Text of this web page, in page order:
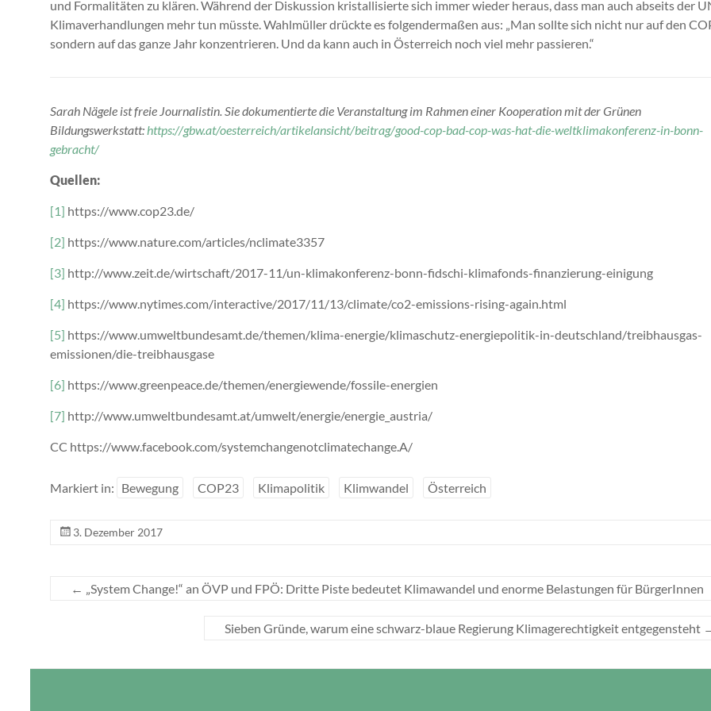
und Formalitäten zu klären. Während der Diskussion kristallisierte sich immer wieder heraus, dass man auch abseits der
Klimaverhandlungen mehr tun müsste. Wahlmüller drückte es folgendermaßen aus: „Man sollte sich nicht nur auf den
sondern auf das ganze Jahr konzentrieren. Und da kann auch in Österreich noch viel mehr passieren.“
Sarah Nägele ist freie Journalistin. Sie dokumentierte die Veranstaltung im Rahmen einer Kooperation mit der Grünen
Bildungswerkstatt:https://gbw.at/oesterreich/artikelansicht/beitrag/good-cop-bad-cop-was-hat-die-weltklimakonferenz-in-bonn-
gebracht/
Quellen:
[1] https://www.cop23.de/
[2] https://www.nature.com/articles/nclimate3357
[3] http://www.zeit.de/wirtschaft/2017-11/un-klimakonferenz-bonn-fidschi-klimafonds-finanzierung-einigung
[4] https://www.nytimes.com/interactive/2017/11/13/climate/co2-emissions-rising-again.html
[5] https://www.umweltbundesamt.de/themen/klima-energie/klimaschutz-energiepolitik-in-deutschland/treibhausgas-
emissionen/die-treibhausgase
[6] https://www.greenpeace.de/themen/energiewende/fossile-energien
[7] http://www.umweltbundesamt.at/umwelt/energie/energie_austria/
CC https://www.facebook.com/systemchangenotclimatechange.A/
Markiert in: Bewegung COP23 Klimapolitik Klimwandel Österreich
3. Dezember 2017
← „System Change!“ an ÖVP und FPÖ: Dritte Piste bedeutet Klimawandel und enorme Belastungen für BürgerInnen
Sieben Gründe, warum eine schwarz-blaue Regierung Klimagerechtigkeit entgegensteht